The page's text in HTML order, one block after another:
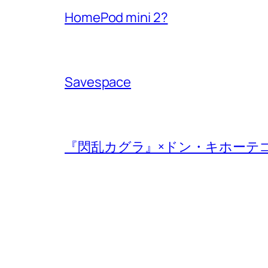
HomePod mini 2?
Savespace
『閃乱カグラ』×ドン・キホーテ